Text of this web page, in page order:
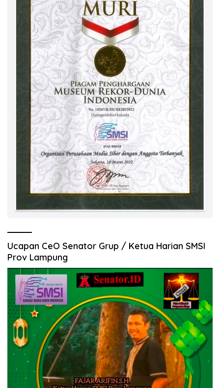
Ucapan CeO Senator Grup / Ketua Harian SMSI
Prov Lampung